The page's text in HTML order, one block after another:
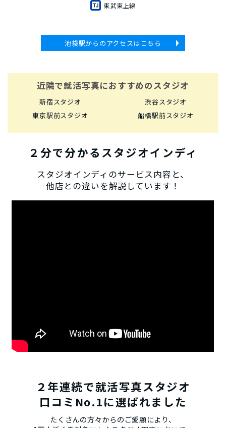
東武東上線
池袋駅からのアクセスはこちら
近隣で就活写真におすすめのスタジオ
新宿スタジオ
渋谷スタジオ
東京駅前スタジオ
船橋駅前スタジオ
２分で分かるスタジオインディ
スタジオインディのサービス内容と、
他店との違いを解説しています！
２年連続で就活写真スタジオ
口コミNo.1に選ばれました
たくさんの方々からのご愛顧により、